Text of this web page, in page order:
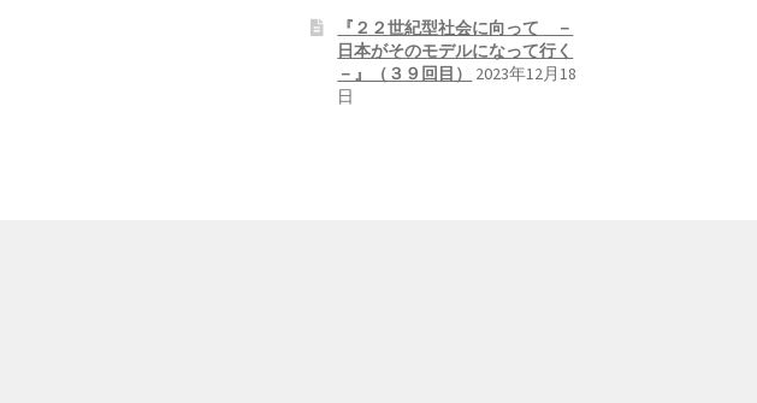
『２２世紀型社会に向って －
日本がそのモデルになって行く
－』（３９回目）
2023年12月18
日